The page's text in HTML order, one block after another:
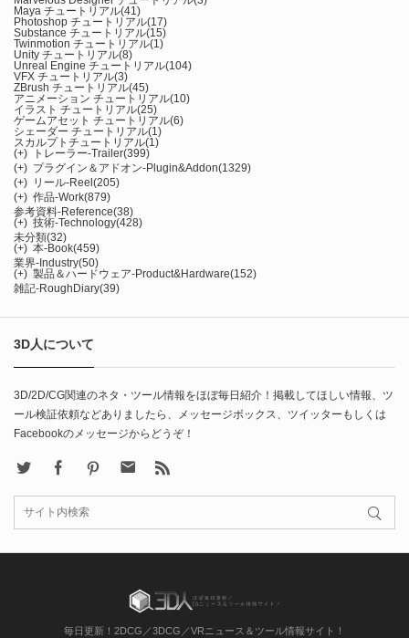
Maya チュートリアル(41)
Photoshop チュートリアル(17)
Substance チュートリアル(15)
Twinmotion チュートリアル(1)
Unity チュートリアル(8)
Unreal Engine チュートリアル(104)
VFX チュートリアル(3)
ZBrush チュートリアル(45)
アニメーション チュートリアル(10)
イラスト チュートリアル(25)
ゲームアセット チュートリアル(6)
シェーダー チュートリアル(1)
スカルプトチュートリアル(1)
(+)
トレーラー-Trailer(399)
(+) プラグイン＆アドオン-Plugin&Addon(1329)
(+) リール-Reel(205)
(+) 作品-Work(879)
参考資料-Reference(38)
(+) 技術-Technology(428)
未分類(32)
(+) 本-Book(459)
業界-Industry(50)
(+) 製品＆ハードウェア-Product&Hardware(152)
雑記-RoughDiary(39)
3D人について
3D/2D/CG関連のネタ・ツール情報をほぼ毎日紹介！掲載してほしい情報、ツ
ール検証依頼などありましたら、メッセージボックス、ツイッターもしくは
Facebookのメッセージからどうぞ！
FacebookPinterest Contact
毎日更新！2DCG／3DCG／VRニュース＆ツール情報サイト！